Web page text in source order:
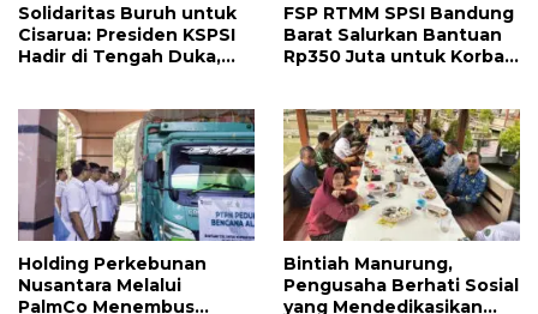
Solidaritas Buruh untuk
Cisarua: Presiden KSPSI
Hadir di Tengah Duka,
Longsor
FSP RTMM SPSI Bandung
Barat Salurkan Bantuan
Rp350 Juta untuk Korban
Holding Perkebunan
Nusantara Melalui
PalmCo Menembus
Bintiah Manurung,
Pengusaha Berhati Sosial
yang Mendedikasikan